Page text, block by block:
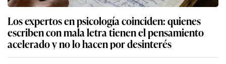
Los expertos en psicología coinciden: quienes
escriben con mala letra tienen el pensamiento
acelerado y no lo hacen por desinterés